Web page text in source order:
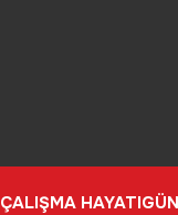
ÇALIŞMA HAYATI